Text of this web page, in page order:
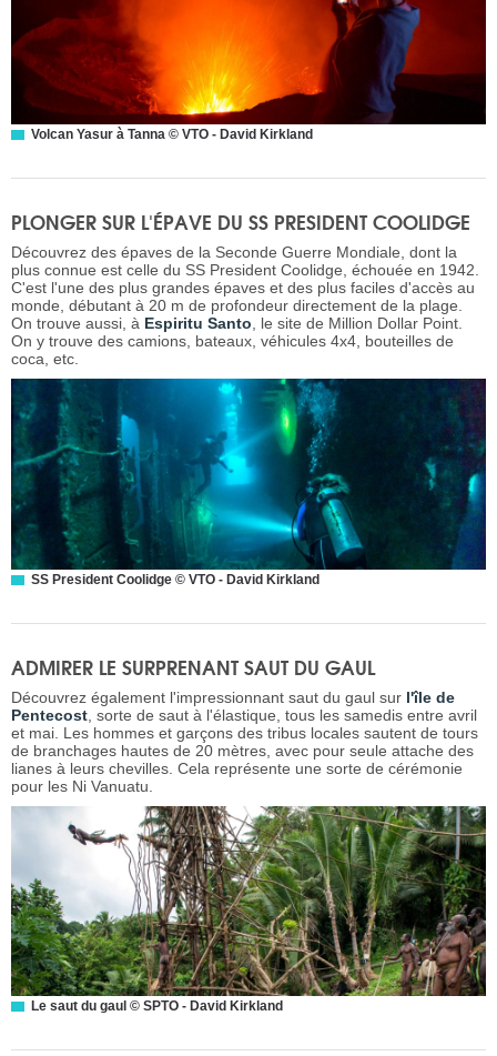
Volcan Yasur à Tanna © VTO - David Kirkland
PLONGER SUR L'ÉPAVE DU SS PRESIDENT COOLIDGE
Découvrez des épaves de la Seconde Guerre Mondiale, dont la
plus connue est celle du SS President Coolidge, échouée en 1942.
C'est l'une des plus grandes épaves et des plus faciles d'accès au
monde, débutant à 20 m de profondeur directement de la plage.
On trouve aussi, à Espiritu Santo, le site de Million Dollar Point.
On y trouve des camions, bateaux, véhicules 4x4, bouteilles de
coca, etc.
SS President Coolidge © VTO - David Kirkland
ADMIRER LE SURPRENANT SAUT DU GAUL
Découvrez également l'impressionnant saut du gaul sur l'île de
Pentecost , sorte de saut à l'élastique, tous les samedis entre avril
et mai. Les hommes et garçons des tribus locales sautent de tours
de branchages hautes de 20 mètres, avec pour seule attache des
lianes à leurs chevilles. Cela représente une sorte de cérémonie
pour les Ni Vanuatu.
Le saut du gaul © SPTO - David Kirkland